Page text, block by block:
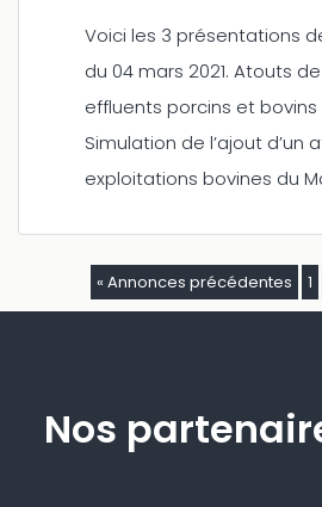
Voici les 3 présentations
du 04 mars 2021. Atouts
effluents porcins et
Simulation de l’ajout d’un
exploitations bovines du
« Annonces précédentes 1
Nos